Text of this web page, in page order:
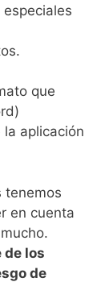
que
aplicación
tenemos
en cuenta
de los
de